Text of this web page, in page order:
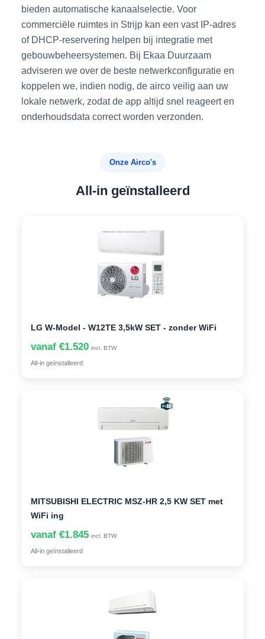
bieden automatische kanaalselectie. Voor
commerciële ruimtes in Strijp kan een vast IP-adres
of DHCP-reservering helpen bij integratie met
gebouwbeheersystemen. Bij Ekaa Duurzaam
adviseren we over de beste netwerkconfiguratie en
koppelen we, indien nodig, de airco veilig aan uw
lokale netwerk, zodat de app altijd snel reageert en
onderhoudsdata correct worden verzonden.
Onze Airco's
All-in geïnstalleerd
LG W-Model - W12TE 3,5kW SET - zonder WiFi
vanaf €1.520 incl. BTW
All-in geïnstalleerd
MITSUBISHI ELECTRIC MSZ-HR 2,5 KW SET met
WiFi ing
vanaf €1.845 incl. BTW
All-in geïnstalleerd